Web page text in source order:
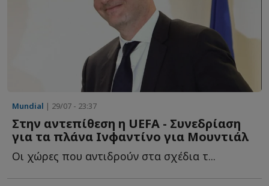
Mundial | 29/07 - 23:37
Στην αντεπίθεση η UEFA - Συνεδρίαση
για τα πλάνα Ινφαντίνο για Μουντιάλ
Οι χώρες που αντιδρούν στα σχέδια τ...